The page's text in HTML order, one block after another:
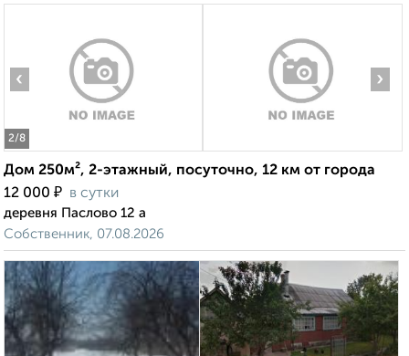
2/8
‹ ›
Дом 250м², 2-этажный, посуточно, 12 км от города
12 000 ₽ в сутки
деревня Паслово 12 а
Собственник, 07.08.2026